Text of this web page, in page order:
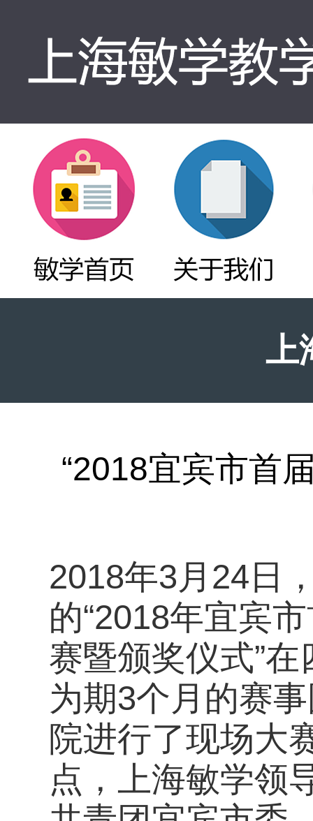
上
“2018宜宾市首
2018年3月24日
的“2018年宜宾
赛暨颁奖仪式”
为期3个月的赛
院进行了现场大
点，上海敏学领